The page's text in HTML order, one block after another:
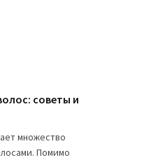
советы и
множество
Помимо